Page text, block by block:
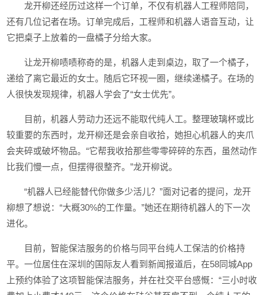
龙开柳还经历过这样一个订单，不仅有机器人工程师陪同，
还有几位记者在场。订单完成后，工程师和机器人语音互动，让
它把桌子上放着的一盘橘子分给大家。
让龙开柳啧啧称奇的是，机器人走到桌边，取了一个橘子，
递给了离它最近的女士。随后它环视一圈，继续递橘子。在场的
人很快发现规律，机器人学会了“女士优先”。
目前，机器人劳动力还远不能取代纯人工。整理玻璃杯或比
较重要的东西时，龙开柳还是会亲自收拾，她担心机器人的夹爪
会夹碎或破坏物品。“它帮我收拾那些零零碎碎的东西，虽然动作
比我们慢一点，但摆得很整齐。”龙开柳说。
“机器人已经能替代你做多少活儿？”面对记者的提问，龙开
柳想了想说：“大概30%的工作量。”她还在期待机器人的下一次
进化。
目前，智能保洁服务的价格与同平台纯人工保洁的价格持
平。一位居住在深圳的国际友人看到新闻报道后，在58同城App
上预约体验了这项智能保洁服务，并在社交平台感慨：“三小时收